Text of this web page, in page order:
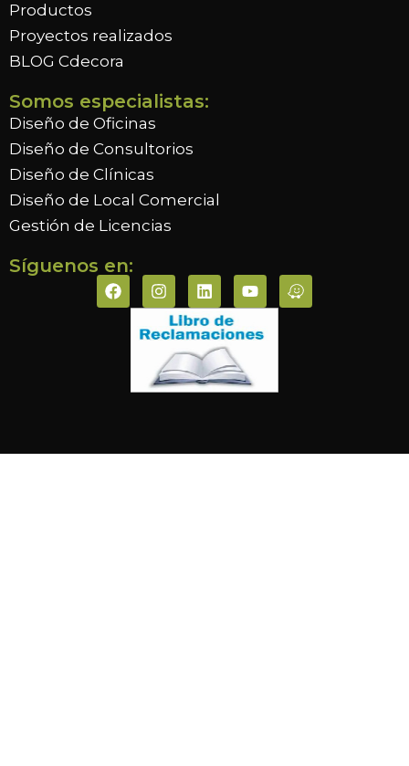
Productos
Proyectos realizados
BLOG Cdecora
Somos especialistas:
Diseño de Oficinas
Diseño de Consultorios
Diseño de Clínicas
Diseño de Local Comercial
Gestión de Licencias
Síguenos en: